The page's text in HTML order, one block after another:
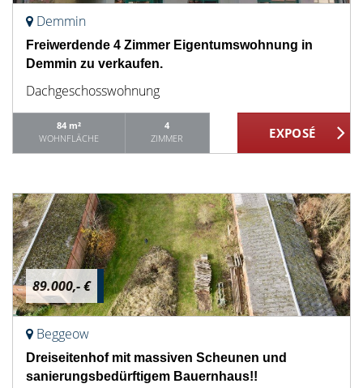
Demmin
Freiwerdende 4 Zimmer Eigentumswohnung in
Demmin zu verkaufen.
Dachgeschosswohnung
84 m²
WOHNFLÄCHE
4
ZIMMER
89.000,- €
Beggeow
Dreiseitenhof mit massiven Scheunen und
sanierungsbedürftigem Bauernhaus!!